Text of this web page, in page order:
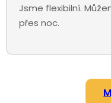
Jsme flexibilní.
přes noc.